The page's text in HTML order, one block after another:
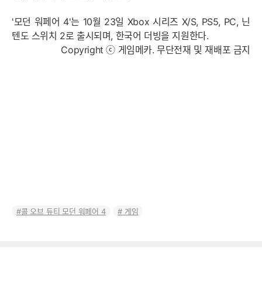
'모던 워페어 4'는 10월 23일 Xbox 시리즈 X/S, PS5, PC, 닌
텐도 스위치 2로 출시되며, 한국어 더빙을 지원한다.
Copyright ⓒ 게임메카. 무단전재 및 재배포 금지
콜 오브 듀티 모던 워페어 4 게임